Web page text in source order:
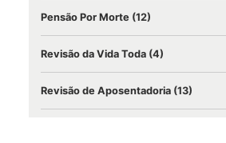
Pensão Por Morte (12)
Revisão da Vida Toda (4)
Revisão de Aposentadoria (13)